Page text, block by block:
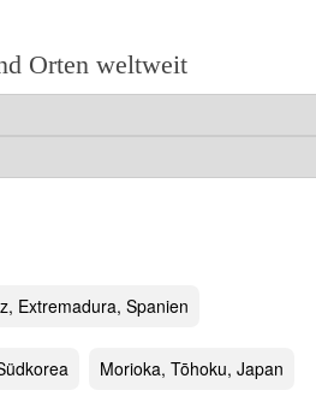
Orten weltweit
Extremadura, Spanien
Morioka, Tōhoku, Japan